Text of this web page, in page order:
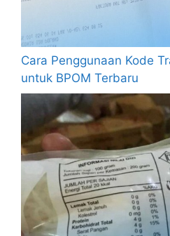
Cara Penggunaan Kode
untuk BPOM Terbaru